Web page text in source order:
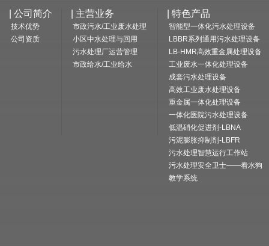
| 公司简介
技术优势
公司资质
| 主营业务
市政污水/工业废水处理
小区中水处理与回用
污水处理厂运营管理
市政给水/工业给水
| 特色产品
智能型一体化污水处理设备
LBBR系列通用污水处理设备
LB-HMR高效重金属处理设备
工业废水一体化处理设备
成套污水处理设备
高效工业废水处理设备
重金属一体化处理设备
一体化医院污水处理设备
低温硝化促进剂-LBNA
污泥膨胀抑制剂-LBFR
污水处理智慧运行工作站
污水处理安全卫士——看水狗
教学系统